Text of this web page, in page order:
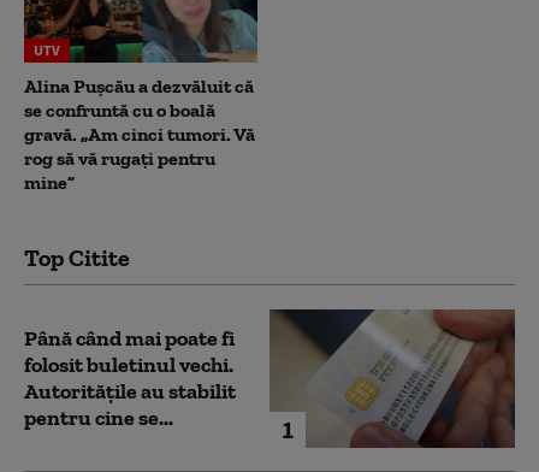
UTV
Alina Pușcău a dezvăluit că
se confruntă cu o boală
gravă. „Am cinci tumori. Vă
rog să vă rugați pentru
mine”
Top Citite
1
Până când mai poate fi
folosit buletinul vechi.
Autoritățile au stabilit
pentru cine se...